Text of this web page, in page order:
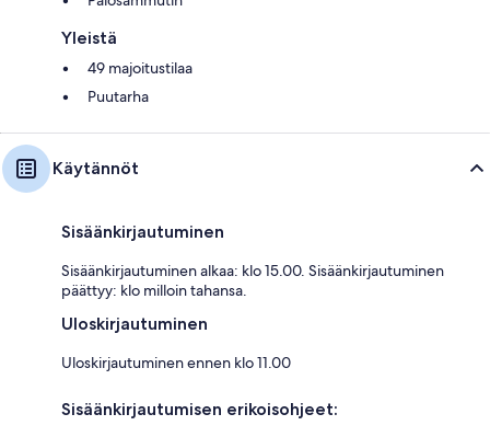
Yleistä
49 majoitustilaa
Puutarha
Käytännöt
Sisäänkirjautuminen
Sisäänkirjautuminen alkaa: klo 15.00. Sisäänkirjautuminen
päättyy: klo milloin tahansa.
Uloskirjautuminen
Uloskirjautuminen ennen klo 11.00
Sisäänkirjautumisen erikoisohjeet: